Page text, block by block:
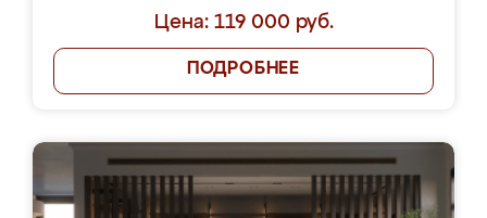
Цена: 119 000 руб.
ПОДРОБНЕЕ